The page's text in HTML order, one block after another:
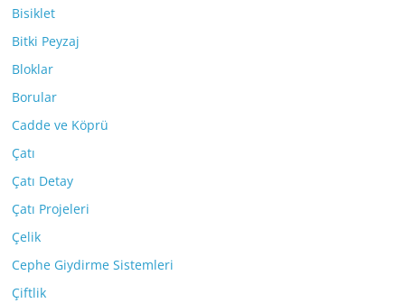
Bisiklet
Bitki Peyzaj
Bloklar
Borular
Cadde ve Köprü
Çatı
Çatı Detay
Çatı Projeleri
Çelik
Cephe Giydirme Sistemleri
Çiftlik